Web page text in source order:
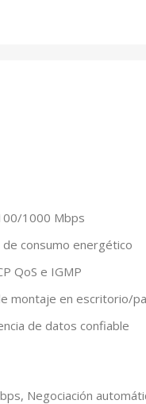
1000 Mbps
consumo energético
QoS e IGMP
montaje en escritorio/
de datos confiable
Negociación